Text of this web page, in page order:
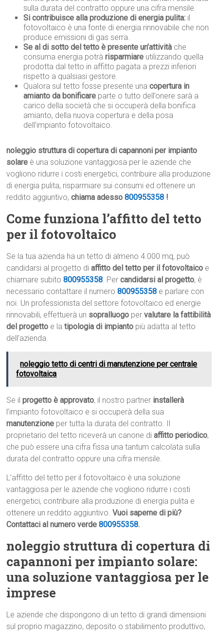
sulla durata del contratto oppure una cifra mensile.
Si contribuisce alla produzione di energia pulita: il
fotovoltaico è una fonte di energia rinnovabile che non
produce emissioni di gas serra.
Se al di sotto del tetto è presente un’attività che
consuma energia potràrisparmiare utilizzando quella
prodotta dal tetto in affitto pagata a prezzi inferiori
rispetto a qualsiasi gestore.
Qualora sul tetto fosse presente unacopertura in
amianto da bonificare parte o tutto dell’onere sarà a
carico della società che si occuperà della bonifica
amianto, della nuova copertura e della posa
dell’impianto fotovoltaico.
noleggio struttura di copertura di capannoni per impianto
solare è una soluzione vantaggiosa per le aziende che
vogliono ridurre i costi energetici, contribuire alla produzione
di energia pulita, risparmiare sui consumi ed ottenere un
reddito aggiuntivo,chiama adesso800955358 !
Come funziona l’affitto del tetto
per il fotovoltaico
Se la tua azienda ha un tetto di almeno 4.000 mq, può
candidarsi al progetto diaffitto del tetto per il fotovoltaico e
chiamare subito800955358. Percandidarsi al progetto, è
necessario contattare il numero800955358 e parlare con
noi. Un professionista del settore fotovoltaico ed energie
rinnovabili, effettuerà un sopralluogo pervalutare la fattibilità
del progetto e latipologia di impianto più adatta al tetto
dell’azienda.
noleggio tetto di centri di manutenzione per centrale
fotovoltaica
Se ilprogetto è approvato, il nostro partner installerà
l’impianto fotovoltaico e si occuperà della sua
manutenzione per tutta la durata del contratto. Il
proprietario del tetto riceverà un canone diaffitto periodico,
che può essere una cifra fissa una tantum calcolata sulla
durata del contratto oppure una cifra mensile.
L’affitto del tetto per il fotovoltaico è una soluzione
vantaggiosa per le aziende che vogliono ridurre i costi
energetici, contribuire alla produzione di energia pulita e
ottenere un reddito aggiuntivo.Vuoi saperne di più?
Contattaci al numero verde800955358.
noleggio struttura di copertura di
capannoni per impianto solare:
una soluzione vantaggiosa per le
imprese
Le aziende che dispongono di un tetto di grandi dimensioni
sul proprio magazzino, deposito o stabilimento produttivo,